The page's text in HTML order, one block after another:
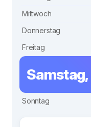
Mittwoch
Donnerstag
Freitag
Samstag,
Sonntag